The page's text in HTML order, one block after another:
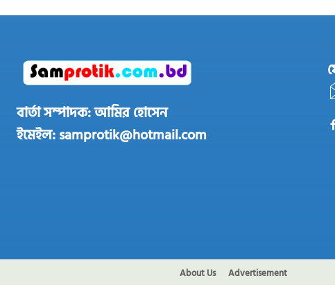
বার্তা সম্পাদক: আমির হোসেন
ইমেইল: samprotik@hotmail.com
About Us Advertisement